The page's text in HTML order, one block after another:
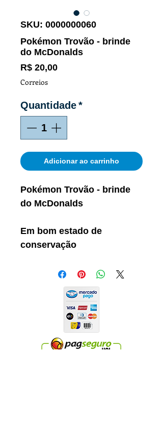
SKU: 0000000060
Pokémon Trovão - brinde
do McDonalds
R$ 20,00Preço
Correios
Quantidade*
Adicionar ao carrinho
Pokémon Trovão - brinde
do McDonalds
Em bom estado de
conservação